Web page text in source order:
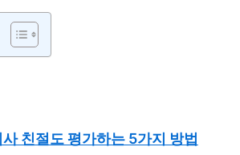
친절도 평가하는 5가지 방법